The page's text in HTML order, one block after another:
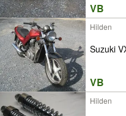
VB
Hilden
Suzuki
VB
Hilden